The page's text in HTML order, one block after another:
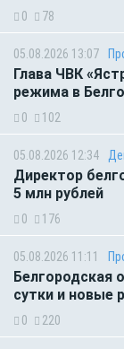
0 78
05.08.2026 13:07
Глава ЧВК
режима в
0 102
05.08.2026 12:34
Директор
5 млн рублей
0 176
05.08.2026 11:11
Белгородская
сутки и новые
0 220